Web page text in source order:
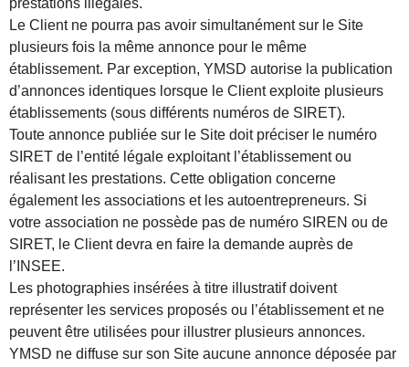
prestations illégales.
Le Client ne pourra pas avoir simultanément sur le Site
plusieurs fois la même annonce pour le même
établissement. Par exception, YMSD autorise la publication
d’annonces identiques lorsque le Client exploite plusieurs
établissements (sous différents numéros de SIRET).
Toute annonce publiée sur le Site doit préciser le numéro
SIRET de l’entité légale exploitant l’établissement ou
réalisant les prestations. Cette obligation concerne
également les associations et les autoentrepreneurs. Si
votre association ne possède pas de numéro SIREN ou de
SIRET, le Client devra en faire la demande auprès de
l’INSEE.
Les photographies insérées à titre illustratif doivent
représenter les services proposés ou l’établissement et ne
peuvent être utilisées pour illustrer plusieurs annonces.
YMSD ne diffuse sur son Site aucune annonce déposée par